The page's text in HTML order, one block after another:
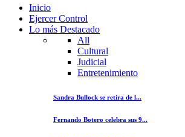
Inicio
Ejercer Control
Lo más Destacado
All
Cultural
Judicial
Entretenimiento
Sandra Bullock se retira de l...
Fernando Botero celebra sus 9...